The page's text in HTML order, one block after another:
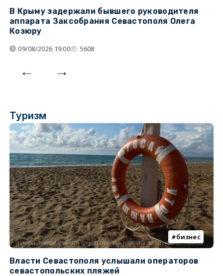
В Крыму задержали бывшего руководителя
аппарата Заксобрания Севастополя Олега
Козюру
09/08/2026 19:00 5608
Туризм
бизнес
Власти Севастополя услышали операторов
севастопольских пляжей